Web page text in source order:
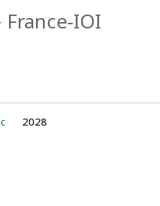
France-IOI
2028